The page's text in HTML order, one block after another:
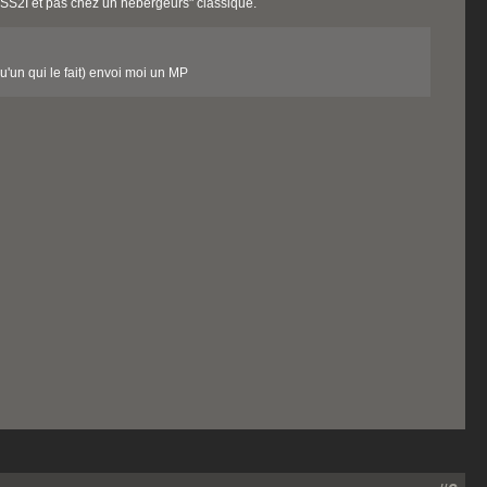
qui le fait) envoi moi un MP